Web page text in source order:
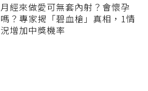
月經來做愛可無套內射？會懷孕
嗎？專家揭「碧血槍」真相，1情
況增加中獎機率